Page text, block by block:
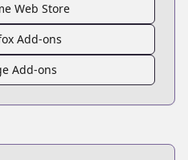
Web Store
Add-ons
Add-ons